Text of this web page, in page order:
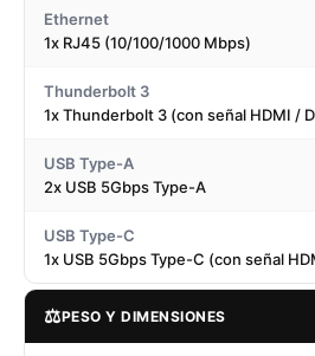
Ethernet
1x RJ45 (10/100/1000 Mbps)
Thunderbolt 3
1x Thunderbolt 3 (con señal HDMI /
USB Type-A
2x USB 5Gbps Type-A
USB Type-C
1x USB 5Gbps Type-C (con señal
⚖️PESO Y DIMENSIONES